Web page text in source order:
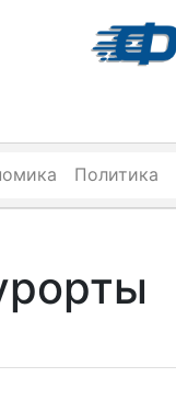
Политика